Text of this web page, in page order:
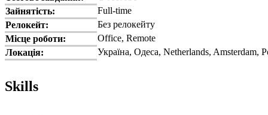
Зайнятість:
Full-time
Релокейт:
Без релокейту
Місце роботи:
Office, Remote
Локація:
Україна, Одеса, Netherlands, Amsterdam,
Skills